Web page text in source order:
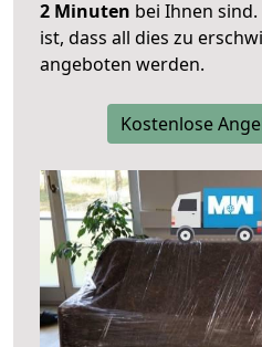
2 Minuten bei Ihnen
ist, dass all dies zu
angeboten werden.
Kostenlose